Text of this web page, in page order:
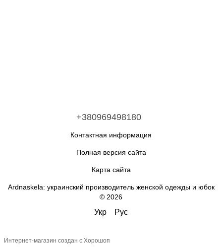
+380969498180
Контактная информация
Полная версия сайта
Карта сайта
Ardnaskela: украинский производитель женской одежды и юбок
© 2026
Укр Рус
Интернет-магазин создан с Хорошоп